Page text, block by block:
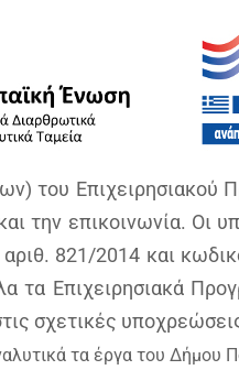
του
την επικοινωνία. Οι
821/2014 και
τα Επιχειρησιακά
σχετικές
τα έργα του Δήμου